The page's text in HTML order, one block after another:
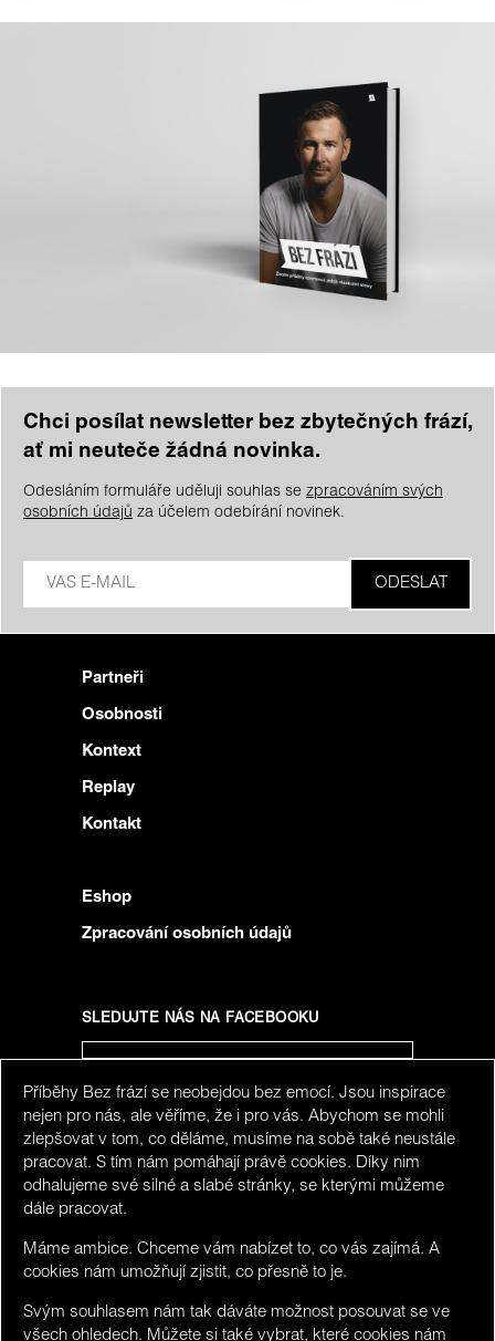
Chci posílat newsletter bez zbytečných frází,
ať mi neuteče žádná novinka.
Odesláním formuláře uděluji souhlas se zpracováním svých
osobních údajů za účelem odebírání novinek.
Partneři
Osobnosti
Kontext
Replay
Kontakt
Eshop
Zpracování osobních údajů
SLEDUJTE NÁS NA FACEBOOKU
SLEDUJTE NÁS NA INSTAGRAMU
Příběhy Bez frází se neobejdou bez emocí. Jsou inspirace
nejen pro nás, ale věříme, že i pro vás. Abychom se mohli
zlepšovat v tom, co děláme, musíme na sobě také neustále
pracovat. S tím nám pomáhají právě cookies. Díky nim
odhalujeme své silné a slabé stránky, se kterými můžeme
dále pracovat.
Máme ambice. Chceme vám nabízet to, co vás zajímá. A
cookies nám umožňují zjistit, co přesně to je.
Svým souhlasem nám tak dáváte možnost posouvat se ve
všech ohledech. Můžete si také vybrat, které cookies nám